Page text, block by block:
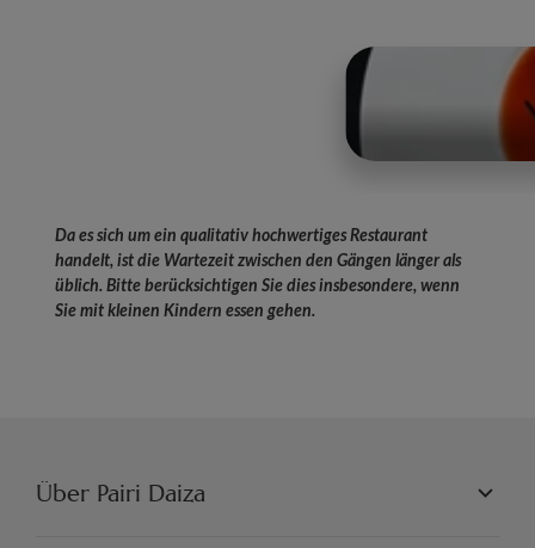
Das Mökki ist täglich von 11:30 bis 14:00 Uhr
geöffnet, ohne Reservierung, je nach
Die Liste der verfügbaren Gastronomieangebote sowie
Da es sich um ein qualitativ hochwertiges Restaurant
handelt, ist die Wartezeit zwischen den Gängen länger als
üblich. Bitte berücksichtigen Sie dies insbesondere, wenn
Sie mit kleinen Kindern essen gehen.
Über Pairi Daiza